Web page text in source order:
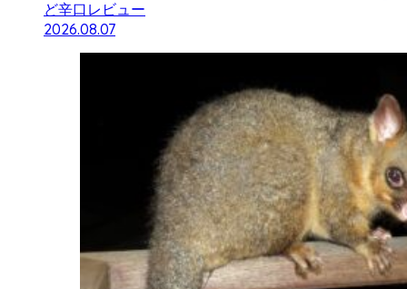
ど辛口レビュー
2026.08.07